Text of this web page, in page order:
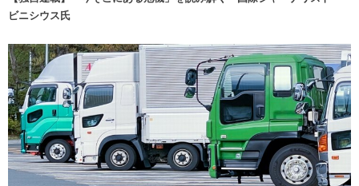
ビニシウス氏